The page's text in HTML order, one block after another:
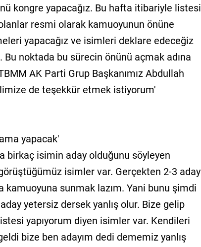
kongre yapacağız. Bu hafta itibariyle listesi
resmi olarak kamuoyunun önüne
yapacağız ve isimleri deklare edeceğiz
Bu noktada bu sürecin önünü açmak adına
AK Parti Grup Başkanımız Abdullah
de teşekkür etmek istiyorum'
yapacak'
birkaç isimin aday olduğunu söyleyen
isimler var. Gerçekten 2-3 aday
kamuoyuna sunmak lazım. Yani bunu şimdi
yetersiz dersek yanlış olur. Bize gelip
yapıyorum diyen isimler var. Kendileri
bize ben adayım dedi dememiz yanlış